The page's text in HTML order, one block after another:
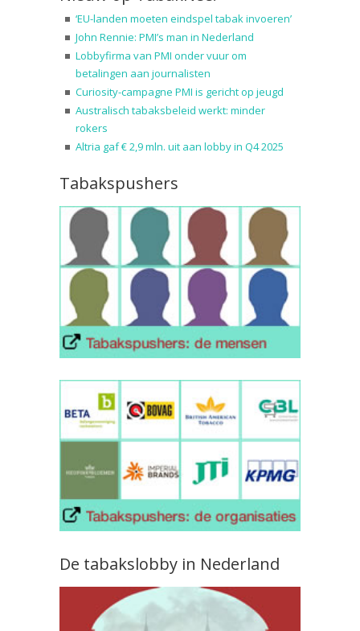
‘EU-landen moeten eindspel tabak invoeren’
John Rennie: PMI’s man in Nederland
Lobbyfirma van PMI onder vuur om
betalingen aan journalisten
Curiosity-campagne PMI is gericht op jeugd
Australisch tabaksbeleid werkt: minder
rokers
Altria gaf € 2,9 mln. uit aan lobby in Q4 2025
Tabakspushers
De tabakslobby in Nederland